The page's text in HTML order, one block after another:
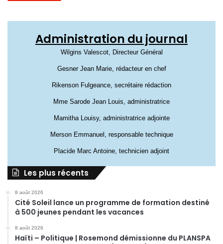
Administration du journal
Wilgins Valescot, Directeur Général
Gesner Jean Marie, rédacteur en chef
Rikenson Fulgeance, secrétaire rédaction
Mme Sarode Jean Louis, administratrice
Mamitha Louisy, administratrice adjointe
Merson Emmanuel, responsable technique
Placide Marc Antoine, technicien adjoint
Les plus récents
8 août 2026
Cité Soleil lance un programme de formation destiné
à 500 jeunes pendant les vacances
8 août 2026
Haïti – Politique | Rosemond démissionne du PLANSPA